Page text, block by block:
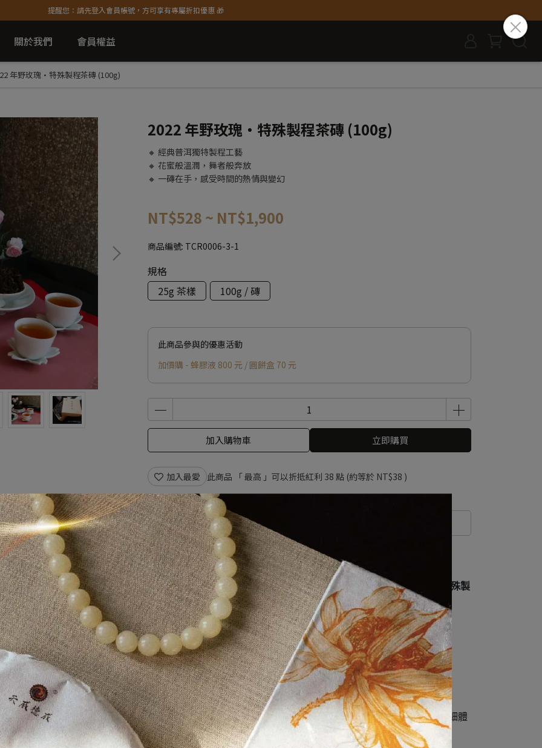
提醒您：請先登入會員帳號，方可享有專屬折扣優惠 🎁
關於我們 會員權益
年野玫瑰·特殊製程茶磚 (100g)
2022 年野玫瑰·特殊製程茶磚 (100g)
🔸 經典普洱獨特製程工藝
🔸 花蜜般溫潤，舞者般奔放
🔸 一磚在手，感受時間的熱情與變幻
NT$528 ~ NT$1,900
商品編號: TCR0006-3-1
規格
25g 茶樣
100g / 磚
此商品參與的優惠活動
加價購 - 蜂膠液 800 元 / 圓餅盒 70 元
加入購物車 立即購買
加入最愛 此商品 「 最高 」可以折抵紅利 38 點 (約等於 NT$38 )
，於天然謐境中擷取上乘茶料。以經典普洱體系獨特的發酵製程，孕育出這款與眾不同的「野玫瑰」特殊製
朗。
放，卻又層層細膩：
有冰絲般涼感，柔軟溫潤
者，熱情奔放、狂魅細膩，每一舉手投足都蘊含深層情感，震撼人心。
磚 不僅在重量上有所差異，後續陳放更將帶來不同風貌。無論是當下的口感，或未來的轉化，都值得細細體